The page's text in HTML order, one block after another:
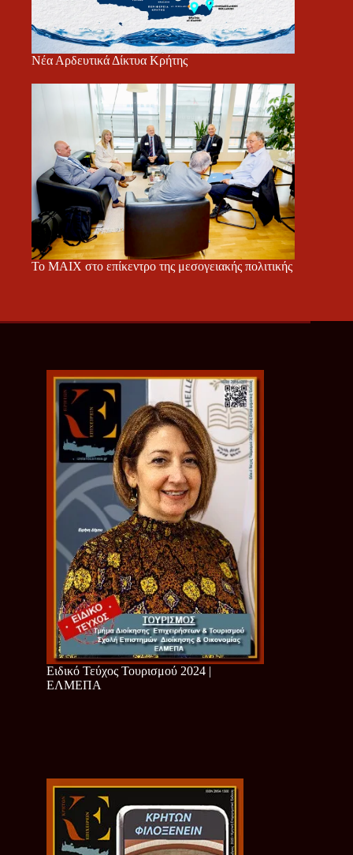
Νέα Αρδευτικά Δίκτυα Κρήτης
Το ΜΑΙΧ στο επίκεντρο της μεσογειακής πολιτικής
Ειδικό Τεύχος Τουρισμού 2024 |
ΕΛΜΕΠΑ